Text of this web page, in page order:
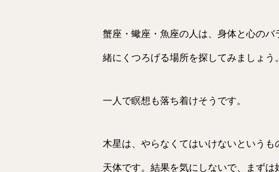
蟹座・蠍座・魚座の人は、身体と心の
緒にくつろげる場所を探してみましょう。
一人で瞑想も落ち着けそうです。
木星は、やらなくてはいけないという
天体です。結果を気にしないで、まずは